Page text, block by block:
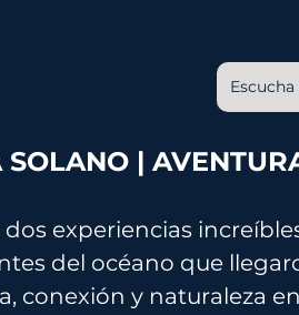
SOLANO |
dos experiencias
del océano que
conexión y naturaleza